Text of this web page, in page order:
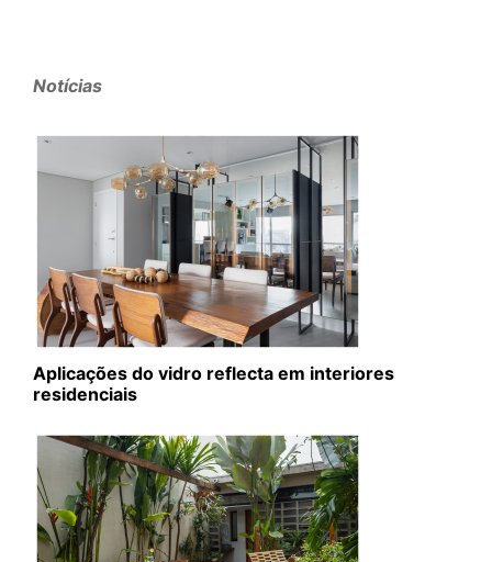
Notícias
Aplicações do vidro reflecta em interiores
residenciais